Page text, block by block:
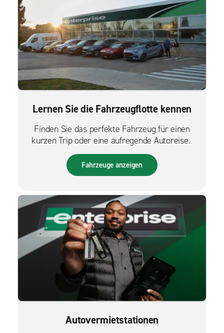
Lernen Sie die Fahrzeugflotte kennen
Finden Sie das perfekte Fahrzeug für einen
kurzen Trip oder eine aufregende Autoreise.
Fahrzeuge anzeigen
Autovermietstationen